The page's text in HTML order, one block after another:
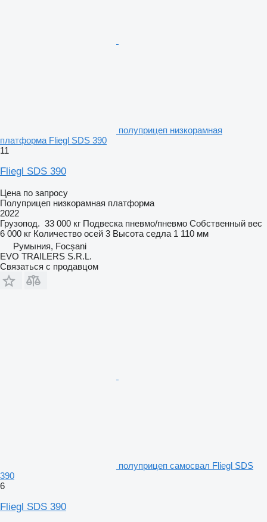
полуприцеп низкорамная
платформа Fliegl SDS 390
11
Fliegl SDS 390
Цена по запросу
Полуприцеп низкорамная платформа
2022
Грузопод. 33 000 кг Подвеска пневмо/пневмо Собственный вес
6 000 кг Количество осей 3 Высота седла 1 110 мм
Румыния, Focșani
EVO TRAILERS S.R.L.
Связаться с продавцом
полуприцеп самосвал Fliegl SDS
390
6
Fliegl SDS 390